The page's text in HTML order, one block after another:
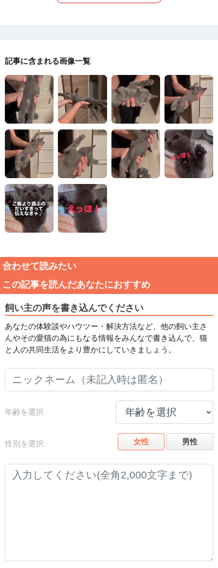
記事に含まれる画像一覧
合わせて読みたい
この記事を読んだあなたにおすすめ
飼い主の声を書き込んでください
あなたの体験談やハウツー・解決方法など、他の飼い主さ
んやその愛猫の為にもなる情報をみんなで書き込んで、猫
と人の共同生活をより豊かにしていきましょう。
年齢を選択
性別を選択 女性 男性